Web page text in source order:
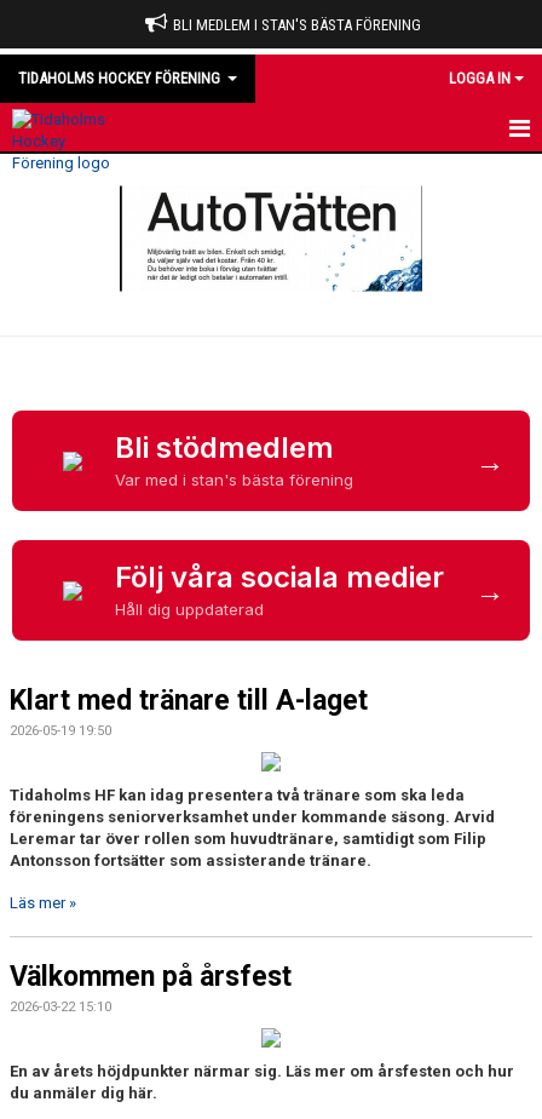
BLI MEDLEM I STAN'S BÄSTA FÖRENING
TIDAHOLMS HOCKEY FÖRENING LOGGA IN
MEDLEM
KIOSKEN
PROFILKLÄDER
TRISSBOLAGET
DOKUMENT
ALLMÄNHETENS ÅKNING
FÖRSÄKRING
Bli stödmedlem
Var med i stan's bästa förening
→
Följ våra sociala medier
Håll dig uppdaterad
→
Klart med tränare till A-laget
2026-05-19 19:50
Tidaholms HF kan idag presentera två tränare som ska leda
föreningens seniorverksamhet under kommande säsong. Arvid
Leremar tar över rollen som huvudtränare, samtidigt som Filip
Antonsson fortsätter som assisterande tränare.
Läs mer »
Välkommen på årsfest
2026-03-22 15:10
En av årets höjdpunkter närmar sig. Läs mer om årsfesten och hur
du anmäler dig här.